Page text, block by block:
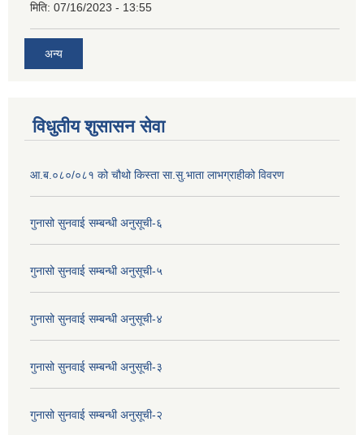
मिति: 07/16/2023 - 13:55
अन्य
विधुतीय शुसासन सेवा
आ.ब.०८०/०८१ को चौथो किस्ता सा.सु.भाता लाभग्राहीको विवरण
गुनासो सुनवाई सम्बन्धी अनुसूची-६
गुनासो सुनवाई सम्बन्धी अनुसूची-५
गुनासो सुनवाई सम्बन्धी अनुसूची-४
गुनासो सुनवाई सम्बन्धी अनुसूची-३
गुनासो सुनवाई सम्बन्धी अनुसूची-२